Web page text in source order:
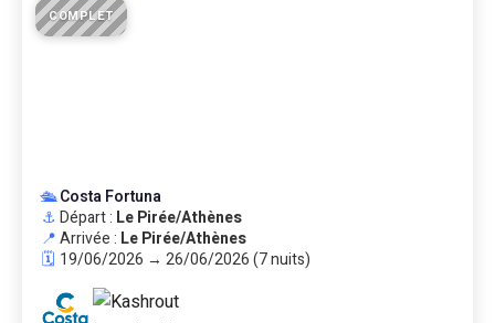
COMPLET
🛳️Costa Fortuna
⚓Départ : Le Pirée/Athènes
📍Arrivée : Le Pirée/Athènes
🗓️ 19/06/2026 → 26/06/2026 (7 nuits)